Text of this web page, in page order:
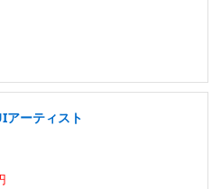
アーティスト